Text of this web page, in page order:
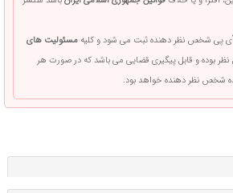
آی پی شخص نظر دهنده ثبت می شود و کلیهمسئولیت های
بوده و قابل پیگیری قضایی می باشد که در صورت هر
شخص نظر دهنده خواهد بود.